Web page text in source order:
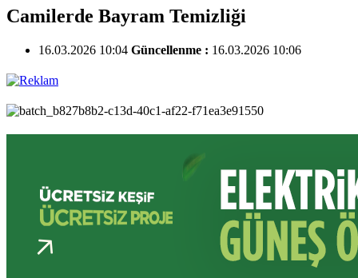
Camilerde Bayram Temizliği
16.03.2026 10:04 Güncellenme : 16.03.2026 10:06